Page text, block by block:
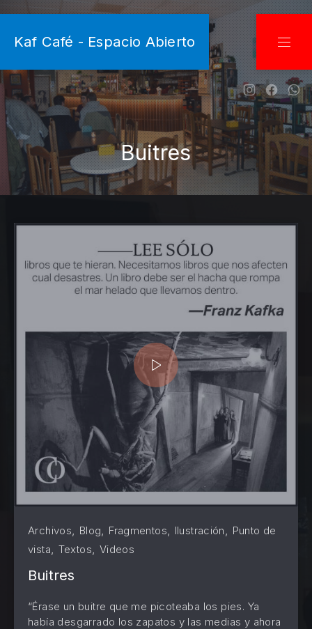
Kaf Café - Espacio Abierto
NewNew
Buitres
Archivos, Blog, Fragmentos, Ilustración, Punto de
vista, Textos, Videos
Buitres
“Érase un buitre que me picoteaba los pies. Ya
había desgarrado los zapatos y las medias y ahora
PREVIOUS